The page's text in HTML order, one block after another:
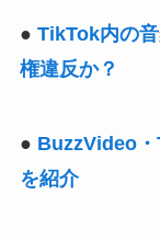
● TikTok内の
権違反か？
● BuzzVideo
を紹介